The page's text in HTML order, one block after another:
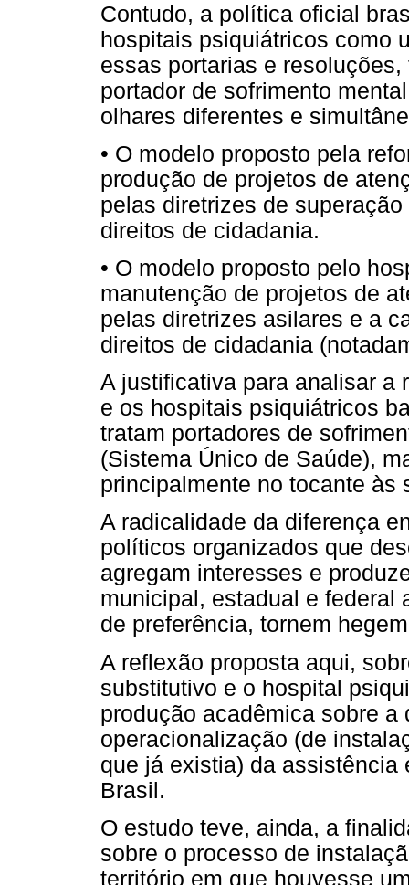
Contudo, a política oficial
hospitais psiquiátricos como
essas portarias e
portador de sofrimento
olhares diferentes e
• O modelo proposto pela
produção de projetos de
pelas diretrizes de
direitos de cidadania.
• O modelo proposto pelo
manutenção de projetos de
pelas diretrizes asilares e a
direitos de cidadania
A justificativa para analisar a
e os hospitais psiquiátricos
tratam portadores de
(Sistema Único de Saúde),
principalmente no tocante às
A radicalidade da diferença
políticos organizados que
agregam interesses e
municipal, estadual e federal
de preferência, tornem
A reflexão proposta aqui,
substitutivo e o hospital
produção acadêmica sobre
operacionalização (de
que já existia) da assistência
Brasil.
O estudo teve, ainda, a
sobre o processo de
território em que houvesse